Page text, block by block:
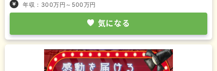
年収：300万円～500万円
気になる